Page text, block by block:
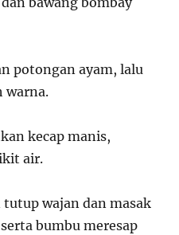
potongan ayam, lalu
warna.
kecap manis,
air.
wajan dan masak
bumbu meresap